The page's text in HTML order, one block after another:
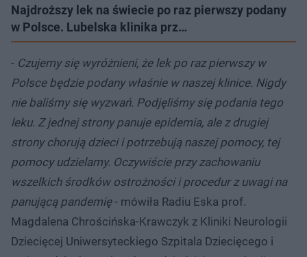
Najdroższy lek na świecie po raz pierwszy podany
w Polsce. Lubelska klinika prz…
- Czujemy się wyróżnieni, że lek po raz pierwszy w
Polsce będzie podany właśnie w naszej klinice. Nigdy
nie baliśmy się wyzwań. Podjęliśmy się podania tego
leku. Z jednej strony panuje epidemia, ale z drugiej
strony chorują dzieci i potrzebują naszej pomocy, tej
pomocy udzielamy. Oczywiście przy zachowaniu
wszelkich środków ostrożności i procedur z uwagi na
panującą pandemię- mówiła Radiu Eska prof.
Magdalena Chrościńska-Krawczyk z Kliniki Neurologii
Dziecięcej Uniwersyteckiego Szpitala Dziecięcego i